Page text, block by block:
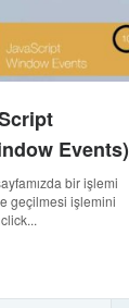
Events)
bir işlemi
geçilmesi işlemini